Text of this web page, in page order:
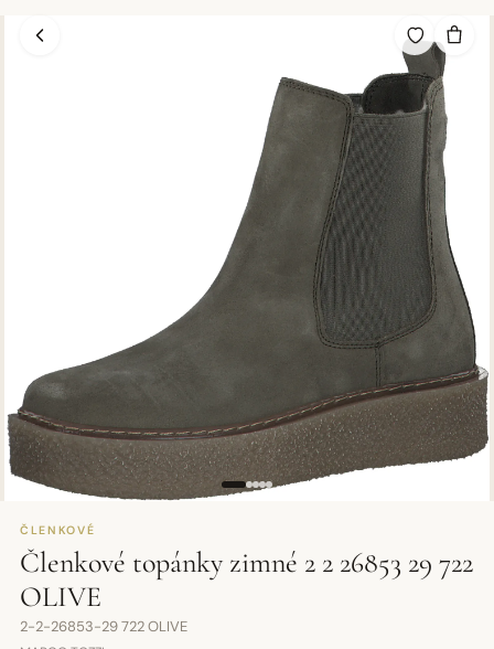
ČLENKOVÉ
Členkové topánky zimné 2 2 26853 29 722
OLIVE
2-2-26853-29 722 OLIVE